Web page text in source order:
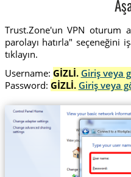
Trust.Zone'un VPN oturum
parolayı hatırla" seçeneğini
tıklayın.
Username: GİZLİ. Giriş veya
Password: GİZLİ. Giriş veya